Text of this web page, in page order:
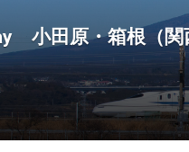
小田原・箱根（関